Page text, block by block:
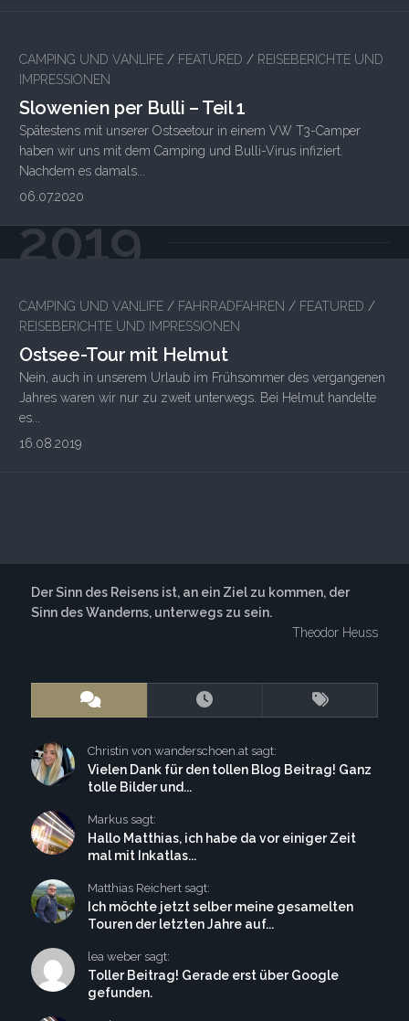
CAMPING UND VANLIFE / FEATURED / REISEBERICHTE UND
IMPRESSIONEN
Slowenien per Bulli – Teil 1
Spätestens mit unserer Ostseetour in einem VW T3-Camper
haben wir uns mit dem Camping und Bulli-Virus infiziert.
Nachdem es damals...
06.07.2020
2019
CAMPING UND VANLIFE / FAHRRADFAHREN / FEATURED /
REISEBERICHTE UND IMPRESSIONEN
Ostsee-Tour mit Helmut
Nein, auch in unserem Urlaub im Frühsommer des vergangenen
Jahres waren wir nur zu zweit unterwegs. Bei Helmut handelte
es...
16.08.2019
Der Sinn des Reisens ist, an ein Ziel zu kommen, der
Sinn des Wanderns, unterwegs zu sein.
Theodor Heuss
Christin von wanderschoen.at sagt:
Vielen Dank für den tollen Blog Beitrag! Ganz
tolle Bilder und...
Markus sagt:
Hallo Matthias, ich habe da vor einiger Zeit
mal mit Inkatlas...
Matthias Reichert sagt:
Ich möchte jetzt selber meine gesamelten
Touren der letzten Jahre auf...
lea weber sagt:
Toller Beitrag! Gerade erst über Google
gefunden.